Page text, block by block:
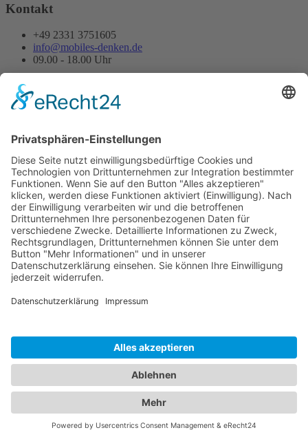
Kontakt
+49 2331 3751605
info@mobiles-denken.de
09.00 - 18.00 Uhr
Termine nach Vereinbarung.
Folgen Sie uns
Facebook Pinterest Instagram
© Copyright 2025. All Rights Reserved.
Mobiles Denken
Kontakt
Datenschutzerklärung
Impressum
AGB
Webdesign
Werbeartikel
More than Gifts Shop
Süßigkeiten Shop
Werbetextilien Shop
Kalender, Notizbücher …Shop
Workwear & neutrale Textilien